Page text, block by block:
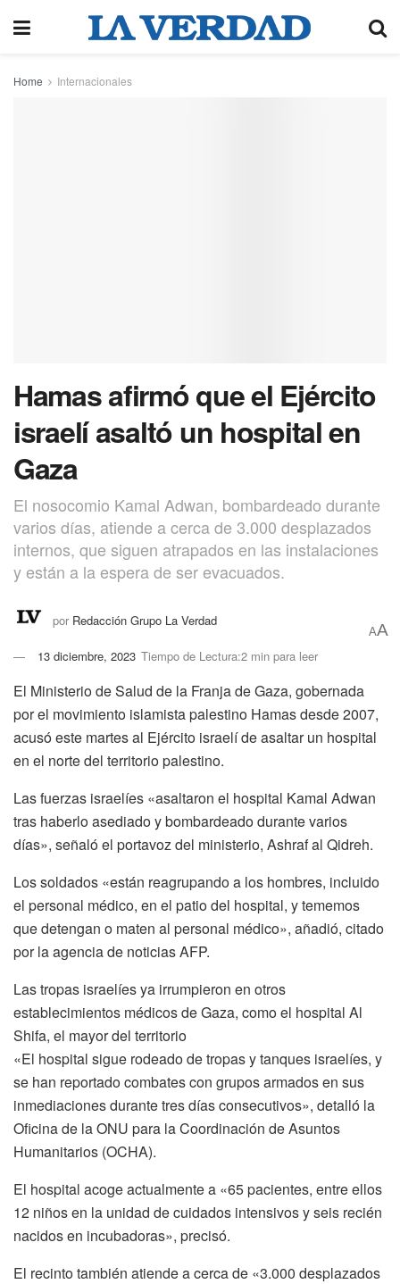
Home Internacionales
Hamas afirmó que el Ejército
israelí asaltó un hospital en
Gaza
El nosocomio Kamal Adwan, bombardeado durante
varios días, atiende a cerca de 3.000 desplazados
internos, que siguen atrapados en las instalaciones
y están a la espera de ser evacuados.
por Redacción Grupo La Verdad
13 diciembre, 2023 Tiempo de Lectura:2 min para leer
AA
El Ministerio de Salud de la Franja de Gaza, gobernada
por el movimiento islamista palestino Hamas desde 2007,
acusó este martes al Ejército israelí de asaltar un hospital
en el norte del territorio palestino.
Las fuerzas israelíes «asaltaron el hospital Kamal Adwan
tras haberlo asediado y bombardeado durante varios
días», señaló el portavoz del ministerio, Ashraf al Qidreh.
Los soldados «están reagrupando a los hombres, incluido
el personal médico, en el patio del hospital, y tememos
que detengan o maten al personal médico», añadió, citado
por la agencia de noticias AFP.
Las tropas israelíes ya irrumpieron en otros
establecimientos médicos de Gaza, como el hospital Al
Shifa, el mayor del territorio
«El hospital sigue rodeado de tropas y tanques israelíes, y
se han reportado combates con grupos armados en sus
inmediaciones durante tres días consecutivos», detalló la
Oficina de la ONU para la Coordinación de Asuntos
Humanitarios (OCHA).
El hospital acoge actualmente a «65 pacientes, entre ellos
12 niños en la unidad de cuidados intensivos y seis recién
nacidos en incubadoras», precisó.
El recinto también atiende a cerca de «3.000 desplazados